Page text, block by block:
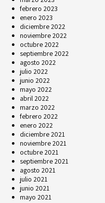
febrero 2023
enero 2023
diciembre 2022
noviembre 2022
octubre 2022
septiembre 2022
agosto 2022
julio 2022
junio 2022
mayo 2022
abril 2022
marzo 2022
febrero 2022
enero 2022
diciembre 2021
noviembre 2021
octubre 2021
septiembre 2021
agosto 2021
julio 2021
junio 2021
mayo 2021